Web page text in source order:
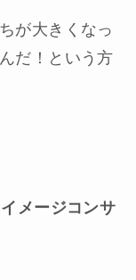
が大きくなっ
だ！という方
メージコンサ